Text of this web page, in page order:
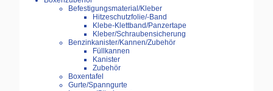
Befestigungsmaterial/Kleber
Hitzeschutzfolie/-Band
Klebe-Klettband/Panzertape
Kleber/Schraubensicherung
Benzinkanister/Kannen/Zubehör
Füllkannen
Kanister
Zubehör
Boxentafel
Gurte/Spanngurte